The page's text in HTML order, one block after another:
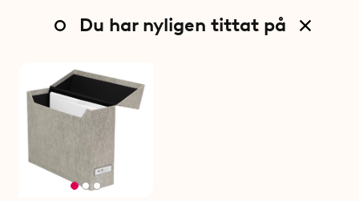
Du har nyligen tittat på